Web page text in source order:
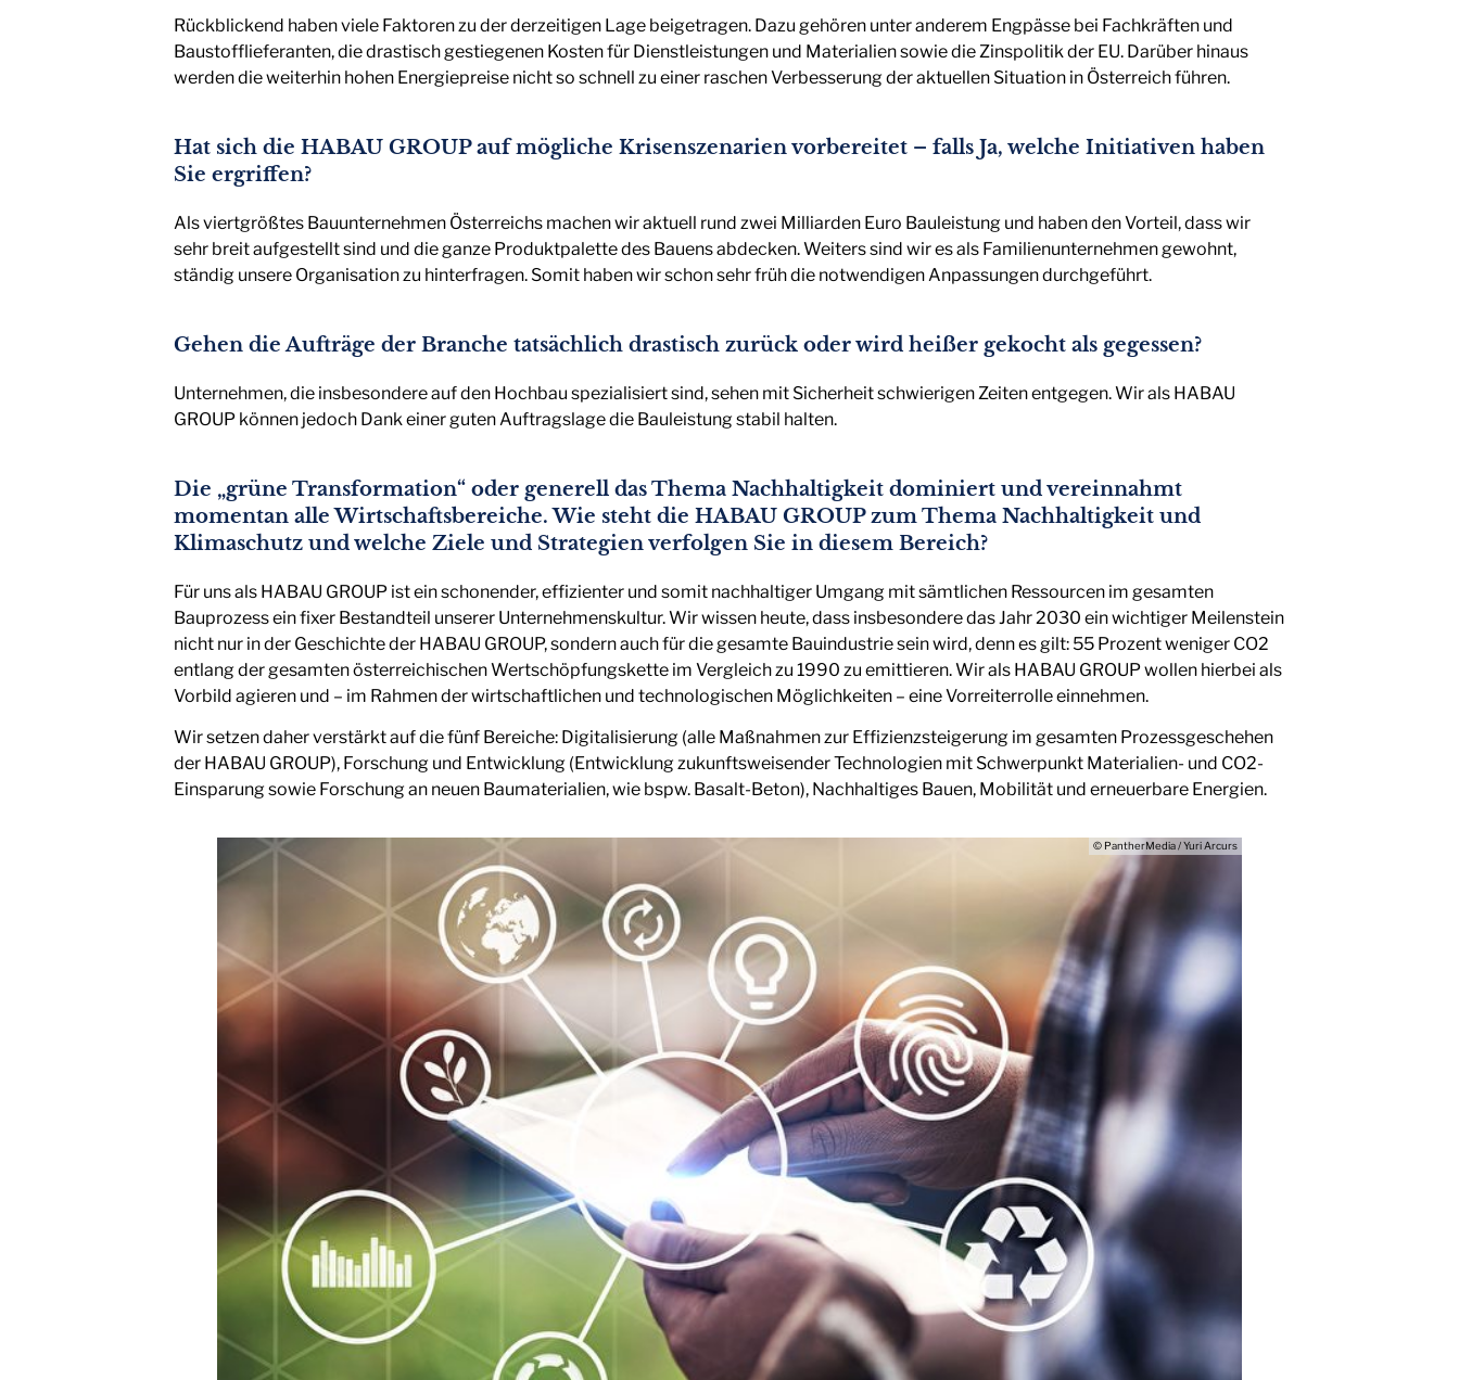
Rückblickend haben viele Faktoren zu der derzeitigen Lage beigetragen. Dazu gehören unter anderem Engpässe bei Fachkräften und
Baustofflieferanten, die drastisch gestiegenen Kosten für Dienstleistungen und Materialien sowie die Zinspolitik der EU. Darüber hinaus
werden die weiterhin hohen Energiepreise nicht so schnell zu einer raschen Verbesserung der aktuellen Situation in Österreich führen.
Hat sich die HABAU GROUP auf mögliche Krisenszenarien vorbereitet – falls Ja, welche Initiativen haben
Sie ergriffen?
Als viertgrößtes Bauunternehmen Österreichs machen wir aktuell rund zwei Milliarden Euro Bauleistung und haben den Vorteil, dass wir
sehr breit aufgestellt sind und die ganze Produktpalette des Bauens abdecken. Weiters sind wir es als Familienunternehmen gewohnt,
ständig unsere Organisation zu hinterfragen. Somit haben wir schon sehr früh die notwendigen Anpassungen durchgeführt.
Gehen die Aufträge der Branche tatsächlich drastisch zurück oder wird heißer gekocht als gegessen?
Unternehmen, die insbesondere auf den Hochbau spezialisiert sind, sehen mit Sicherheit schwierigen Zeiten entgegen. Wir als HABAU
GROUP können jedoch Dank einer guten Auftragslage die Bauleistung stabil halten.
Die „grüne Transformation“ oder generell das Thema Nachhaltigkeit dominiert und vereinnahmt
momentan alle Wirtschaftsbereiche. Wie steht die HABAU GROUP zum Thema Nachhaltigkeit und
Klimaschutz und welche Ziele und Strategien verfolgen Sie in diesem Bereich?
Für uns als HABAU GROUP ist ein schonender, effizienter und somit nachhaltiger Umgang mit sämtlichen Ressourcen im gesamten
Bauprozess ein fixer Bestandteil unserer Unternehmenskultur. Wir wissen heute, dass insbesondere das Jahr 2030 ein wichtiger Meilenstein
nicht nur in der Geschichte der HABAU GROUP, sondern auch für die gesamte Bauindustrie sein wird, denn es gilt: 55 Prozent weniger CO2
entlang der gesamten österreichischen Wertschöpfungskette im Vergleich zu 1990 zu emittieren. Wir als HABAU GROUP wollen hierbei als
Vorbild agieren und – im Rahmen der wirtschaftlichen und technologischen Möglichkeiten – eine Vorreiterrolle einnehmen.
Wir setzen daher verstärkt auf die fünf Bereiche: Digitalisierung (alle Maßnahmen zur Effizienzsteigerung im gesamten Prozessgeschehen
der HABAU GROUP), Forschung und Entwicklung (Entwicklung zukunftsweisender Technologien mit Schwerpunkt Materialien- und CO2-
Einsparung sowie Forschung an neuen Baumaterialien, wie bspw. Basalt-Beton), Nachhaltiges Bauen, Mobilität und erneuerbare Energien.
© PantherMedia / Yuri Arcurs